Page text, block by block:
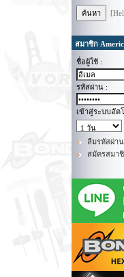
สมาชิก
ชื่อผู้ใช้ :
รหัสผ่าน :
เข้าสู่ระบบอัต
ลืมรหัสผ่าน
สมัครสมา